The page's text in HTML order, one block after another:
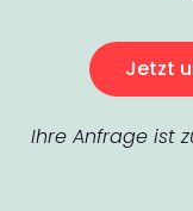
Jetzt
Ihre Anfrage ist